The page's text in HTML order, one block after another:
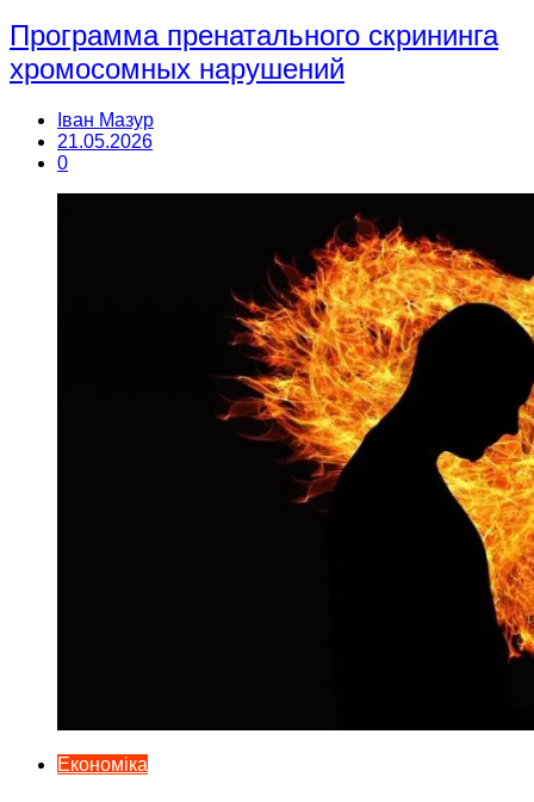
Программа пренатального скрининга
хромосомных нарушений
Іван Мазур
21.05.2026
0
Економіка